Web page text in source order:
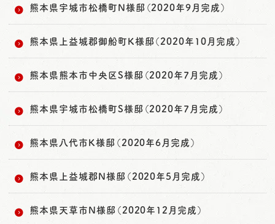
熊本県宇城市松橋町N様邸（2020年9月完成）
熊本県上益城郡御船町K様邸（2020年10月完成）
熊本県熊本市中央区S様邸（2020年7月完成）
熊本県宇城市松橋町S様邸（2020年7月完成）
熊本県八代市K様邸（2020年6月完成）
熊本県上益城郡N様邸（2020年5月完成）
熊本県天草市N様邸（2020年12月完成）